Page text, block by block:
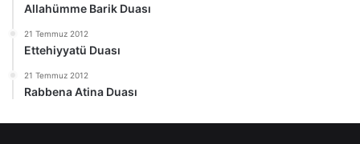
Allahümme Barik Duası
21 Temmuz 2012
Ettehiyyatü Duası
21 Temmuz 2012
Rabbena Atina Duası